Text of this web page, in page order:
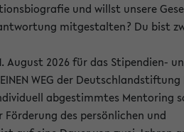
und willst unsere
mitgestalten? Du bist
August 2026 für das Stipendien-
WEG der
abgestimmtes Mentoring
Förderung des persönlichen und